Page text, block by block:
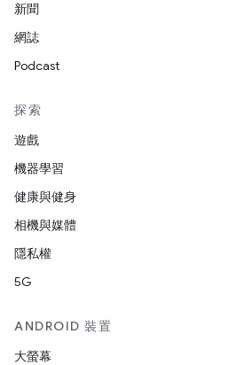
新聞
網誌
Podcast
探索
遊戲
機器學習
健康與健身
相機與媒體
隱私權
5G
ANDROID 裝置
大螢幕